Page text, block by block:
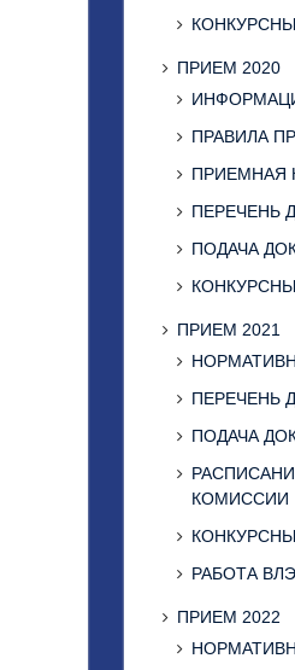
ПРИЕМ 2020
ПРАВИЛА
ПРИЕМНАЯ
ПЕРЕЧЕНЬ
ПОДАЧА
ПРИЕМ 2021
ПЕРЕЧЕНЬ
ПОДАЧА
КОМИССИИ
РАБОТА
ПРИЕМ 2022